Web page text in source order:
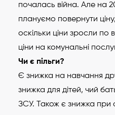
почалась війна. Але на
плануємо повернути
оскільки ціни зросли по
ціни на комунальні
Чи є пільги?
Є знижка на навчання
знижка для дітей, чий
ЗСУ. Також є знижка при